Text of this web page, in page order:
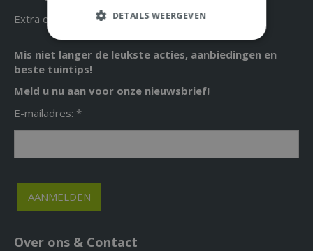
Extra openingstijden
Mis niet langer de leukste acties, aanbiedingen en
beste tuintips!
Meld u nu aan voor onze nieuwsbrief!
E-mailadres: *
Over ons & Contact
DETAILS WEERGEVEN